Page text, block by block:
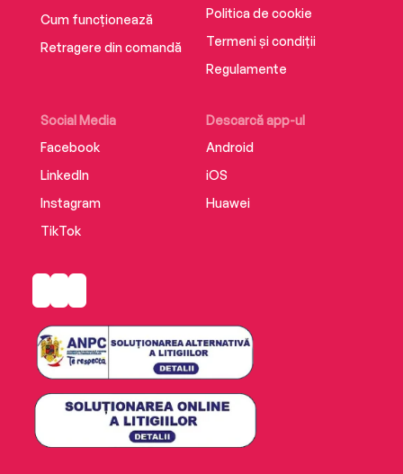
Cum funcționează
Retragere din comandă
Social Media
Facebook
LinkedIn
Instagram
TikTok
Descarcă app-ul
Android
iOS
Huawei
Politica de cookie
Termeni și condiții
Regulamente